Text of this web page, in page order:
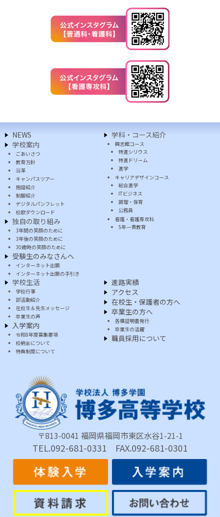
NEWS
学校案内
ごあいさつ
教育方針
沿革
キャンパスツアー
施設紹介
制服紹介
デジタルパンフレット
校歌ダウンロード
独自の取り組み
3年間の笑顔のために
3年後の笑顔のために
30歳時の笑顔のために
受験生のみなさんへ
インターネット出願
インターネット出願の手引き
学科・コース紹介
興志館コース
特進シリウス
特進ドリーム
進学
キャリアデザインコース
総合進学
ITビジネス
調理・保育
公務員
看護・看護専攻科
5年一貫教育
学校生活
学校行事
部活動紹介
在校生＆先生メッセージ
卒業生の声
入学案内
令和8年度募集要項
校納金について
特典制度について
進路実績
アクセス
在校生・保護者の方へ
卒業生の方へ
各種証明書発行
卒業生の活躍
職員採用について
〒813-0041 福岡県福岡市東区水谷1-21-1
TEL.092-681-0331 FAX.092-681-0301